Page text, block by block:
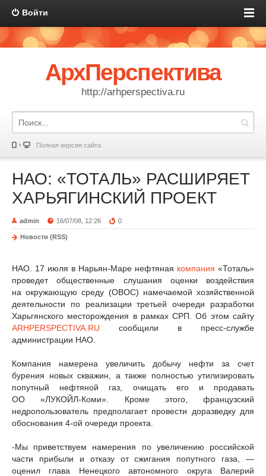
Войти
АрхПерспектива
http://arhperspectiva.ru
Полная версия сайта
НАО: «ТОТАЛЬ» РАСШИРЯЕТ
ХАРЬЯГИНСКИЙ ПРОЕКТ
admin 16/07/08, 12:26 0
Новости (RSS)
НАО. 17 июля в Нарьян-Маре нефтяная компания «Тоталь»
проведет общественные слушания оценки воздействия
на окружающую среду (ОВОС) намечаемой хозяйственной
деятельности по реализации третьей очереди разработки
Харьгянского месторождения в рамках СРП. Об этом сайту
ARHPERSPECTIVA.RU сообщили в пресс-службе
администрации НАО.
Компания намерена увеличить добычу нефти за счет
бурения новых скважин, а также полностью утилизировать
попутный нефтяной газ, очищать его и продавать
ОО «ЛУКОЙЛ-Коми». Кроме этого, французский
недропользователь предполагает провести доразведку для
обоснования 4-ой очереди проекта.
-Мы приветствуем намерения по увеличению российской
части прибыли и отказу от сжигания попутного газа, —
оценил глава Ненецкого автономного округа Валерий